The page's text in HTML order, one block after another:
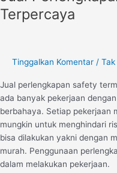
Terpercaya
Tinggalkan Komentar /
Jual perlengkapan safety
ada banyak pekerjaan
berbahaya. Setiap pekerjaan
mungkin untuk menghindari
bisa dilakukan yakni dengan
murah. Penggunaan
dalam melakukan pekerjaan.
Perlengkapan
Safety
Terpercaya